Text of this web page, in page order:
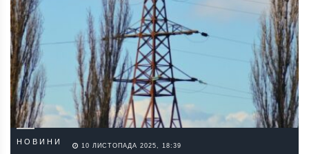
НОВИНИ 10 ЛИСТОПАДА 2025, 18:39